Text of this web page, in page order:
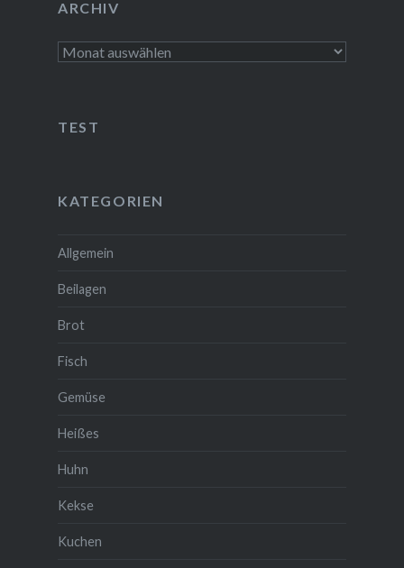
ARCHIV
Archiv
TEST
KATEGORIEN
Allgemein
Beilagen
Brot
Fisch
Gemüse
Heißes
Huhn
Kekse
Kuchen